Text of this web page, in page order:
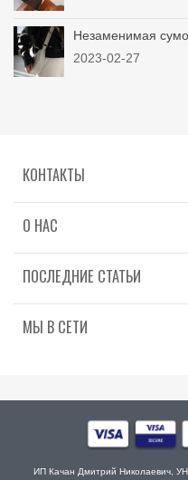
Незаменимая
2023-02-27
КОНТАКТЫ
О НАС
ПОСЛЕДНИЕ СТАТЬИ
МЫ В СЕТИ
ИП Качан Дмитрий Николаевич,